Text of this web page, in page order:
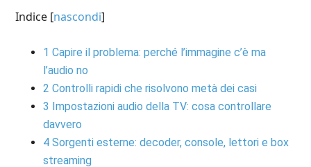
Indice [nascondi]
1 Capire il problema: perché l’immagine c’è ma
l’audio no
2 Controlli rapidi che risolvono metà dei casi
3 Impostazioni audio della TV: cosa controllare
davvero
4 Sorgenti esterne: decoder, console, lettori e box
streaming